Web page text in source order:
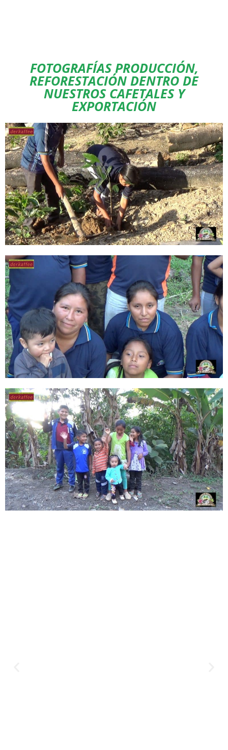
FOTOGRAFÍAS PRODUCCIÓN,
REFORESTACIÓN DENTRO DE
NUESTROS CAFETALES Y
EXPORTACIÓN